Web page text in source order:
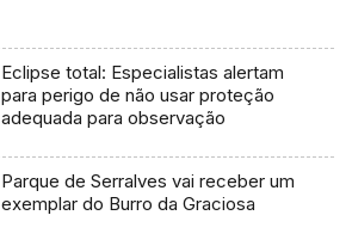
Eclipse total: Especialistas alertam
para perigo de não usar proteção
adequada para observação
Parque de Serralves vai receber um
exemplar do Burro da Graciosa